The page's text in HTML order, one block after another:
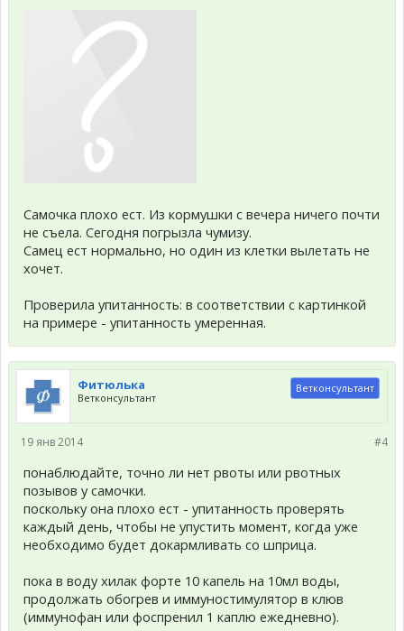
Самочка плохо ест. Из кормушки с вечера ничего почти
не съела. Сегодня погрызла чумизу.
Самец ест нормально, но один из клетки вылетать не
хочет.
Проверила упитанность: в соответствии с картинкой
на примере - упитанность умеренная.
Фитюлька
Ветконсультант
Ветконсультант
#4
19 янв 2014
понаблюдайте, точно ли нет рвоты или рвотных
позывов у самочки.
поскольку она плохо ест - упитанность проверять
каждый день, чтобы не упустить момент, когда уже
необходимо будет докармливать со шприца.
пока в воду хилак форте 10 капель на 10мл воды,
продолжать обогрев и иммуностимулятор в клюв
(иммунофан или фоспренил 1 каплю ежедневно).